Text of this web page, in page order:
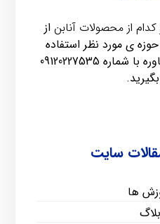
از محصولات آنابن از
ی مورد نظر استفاده
با شماره 09120227535
سایت
ها
بلاگ